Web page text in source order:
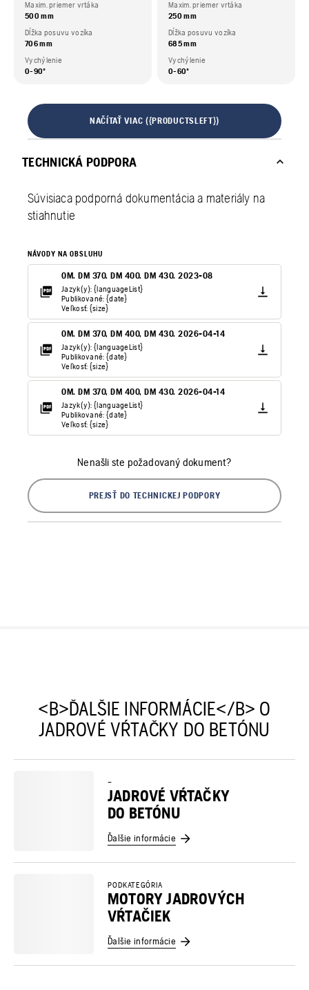
Maxim. priemer vrtáka
500 mm
Dĺžka posuvu vozíka
706 mm
Vychýlenie
0-90º
Maxim. priemer vrtáka
250 mm
Dĺžka posuvu vozíka
685 mm
Vychýlenie
0-60º
NAČÍTAŤ VIAC ({PRODUCTSLEFT})
TECHNICKÁ PODPORA
Súvisiaca podporná dokumentácia a materiály na
stiahnutie
NÁVODY NA OBSLUHU
OM. DM 370. DM 400. DM 430. 2023-08
Jazyk(y): {languageList}
Publikované: {date}
Veľkosť: {size}
OM. DM 370, DM 400, DM 430. 2026-04-14
Jazyk(y): {languageList}
Publikované: {date}
Veľkosť: {size}
OM. DM 370, DM 400, DM 430. 2026-04-14
Jazyk(y): {languageList}
Publikované: {date}
Veľkosť: {size}
Nenašli ste požadovaný dokument?
PREJSŤ DO TECHNICKEJ PODPORY
<B>ĎALŠIE INFORMÁCIE</B> O
JADROVÉ VŔTAČKY DO BETÓNU
–
JADROVÉ VŔTAČKY
DO BETÓNU
Ďalšie informácie
PODKATEGÓRIA
MOTORY JADROVÝCH
VŔTAČIEK
Ďalšie informácie